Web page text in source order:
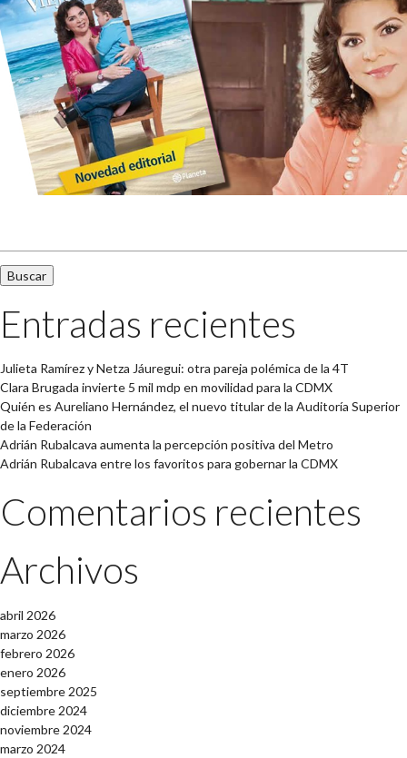
Entradas recientes
Julieta Ramírez y Netza Jáuregui: otra pareja polémica de la 4T
Clara Brugada invierte 5 mil mdp en movilidad para la CDMX
Quién es Aureliano Hernández, el nuevo titular de la Auditoría Superior
de la Federación
Adrián Rubalcava aumenta la percepción positiva del Metro
Adrián Rubalcava entre los favoritos para gobernar la CDMX
Comentarios recientes
Archivos
abril 2026
marzo 2026
febrero 2026
enero 2026
septiembre 2025
diciembre 2024
noviembre 2024
marzo 2024